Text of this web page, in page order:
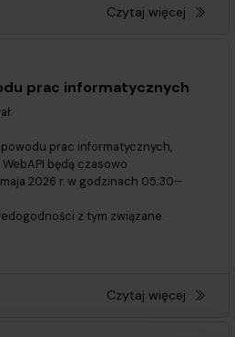
Czytaj więcej
prac informatycznych
prac informatycznych,
będą czasowo
2026 r. w godzinach 05:30–
z tym związane.
Czytaj więcej